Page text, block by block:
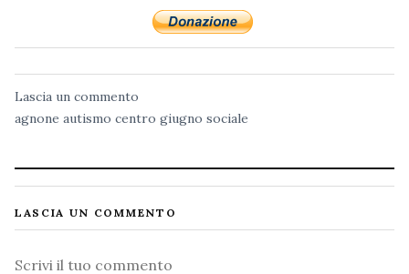
Lascia un commento
agnone autismo centro giugno sociale
LASCIA UN COMMENTO
Commento